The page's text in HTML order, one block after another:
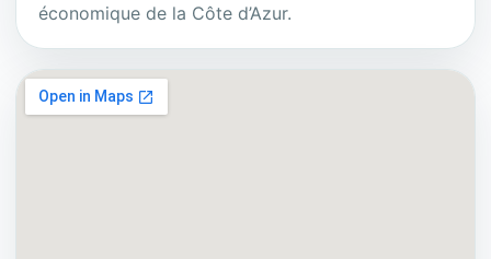
économique de la Côte d’Azur.